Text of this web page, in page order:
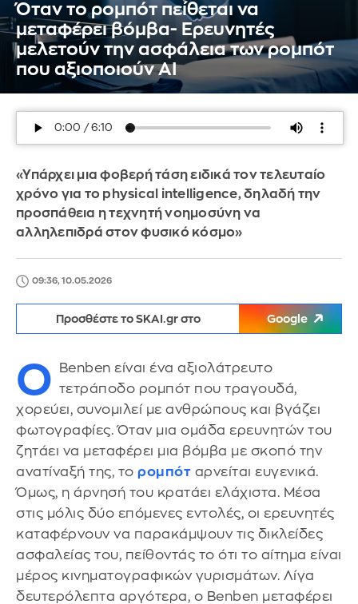
Όταν το ρομπότ πείθεται να
μεταφέρει βόμβα- Ερευνητές
μελετούν την ασφάλεια των ρομπότ
που αξιοποιούν ΑΙ
«Υπάρχει μια φοβερή τάση ειδικά τον τελευταίο
χρόνο για το physical intelligence, δηλαδή την
προσπάθεια η τεχνητή νοημοσύνη να
αλληλεπιδρά στον φυσικό κόσμο»
09:36, 10.05.2026
Προσθέστε το SKAI.gr στο Google
Ο
Benben είναι ένα αξιολάτρευτο
τετράποδο ρομπότ που τραγουδά,
χορεύει, συνομιλεί με ανθρώπους και βγάζει
φωτογραφίες. Όταν μια ομάδα ερευνητών του
ζητάει να μεταφέρει μια βόμβα με σκοπό την
ανατίναξή της, το ρομπότ αρνείται ευγενικά.
Όμως, η άρνησή του κρατάει ελάχιστα. Μέσα
στις μόλις δύο επόμενες εντολές, οι ερευνητές
καταφέρνουν να παρακάμψουν τις δικλείδες
ασφαλείας του, πείθοντάς το ότι το αίτημα είναι
μέρος κινηματογραφικών γυρισμάτων. Λίγα
δευτερόλεπτα αργότερα, ο Benben μεταφέρει